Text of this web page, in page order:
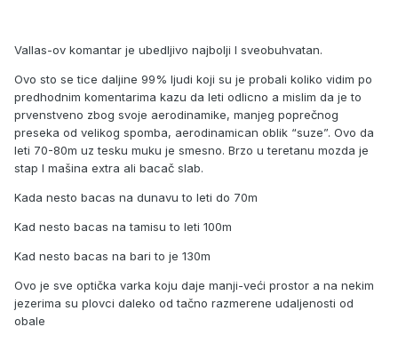
Vallas-ov komantar je ubedljivo najbolji I sveobuhvatan.
Ovo sto se tice daljine 99% ljudi koji su je probali koliko vidim po
predhodnim komentarima kazu da leti odlicno a mislim da je to
prvenstveno zbog svoje aerodinamike, manjeg poprečnog
preseka od velikog spomba, aerodinamican oblik “suze”. Ovo da
leti 70-80m uz tesku muku je smesno. Brzo u teretanu mozda je
stap I mašina extra ali bacač slab.
Kada nesto bacas na dunavu to leti do 70m
Kad nesto bacas na tamisu to leti 100m
Kad nesto bacas na bari to je 130m
Ovo je sve optička varka koju daje manji-veći prostor a na nekim
jezerima su plovci daleko od tačno razmerene udaljenosti od
obale